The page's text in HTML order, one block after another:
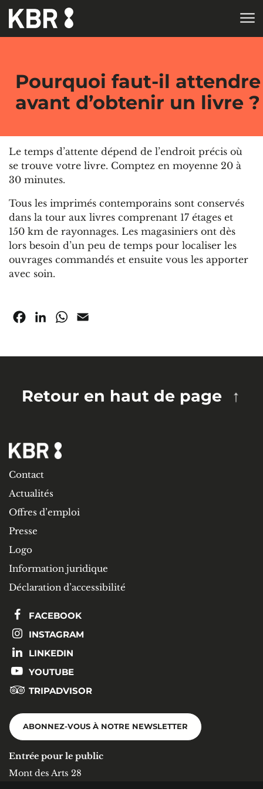
Aller au contenu
Pourquoi faut-il attendre
avant d’obtenir un livre ?
Le temps d’attente dépend de l’endroit précis où
se trouve votre livre. Comptez en moyenne 20 à
30 minutes.
Tous les imprimés contemporains sont conservés
dans la tour aux livres comprenant 17 étages et
150 km de rayonnages. Les magasiniers ont dès
lors besoin d’un peu de temps pour localiser les
ouvrages commandés et ensuite vous les apporter
avec soin.
FacebookLinkedInWhatsApp
Retour en haut de page
Contact
Actualités
Offres d’emploi
Presse
Logo
Information juridique
Déclaration d’accessibilité
FACEBOOK
INSTAGRAM
LINKEDIN
YOUTUBE
TRIPADVISOR
ABONNEZ-VOUS À NOTRE NEWSLETTER
Entrée pour le public
Mont des Arts 28